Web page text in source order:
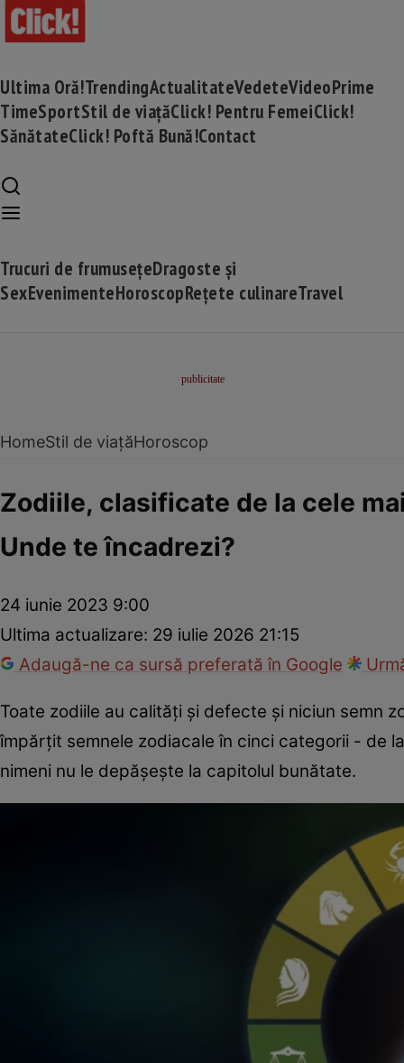
Ultima Oră!TrendingActualitateVedeteVideoPrime
TimeSportStil de viațăClick! Pentru FemeiClick!
SănătateClick! Poftă Bună!Contact
Trucuri de frumusețeDragoste și
SexEvenimenteHoroscopRețete culinareTravel
HomeStil de viațăHoroscop
Zodiile, clasificate de la cele
Unde te încadrezi?
24 iunie 2023 9:00
Ultima actualizare: 29 iulie 2026 21:15
Adaugă-ne ca sursă preferată în Google
Toate zodiile au calități și defecte și niciun semn
împărțit semnele zodiacale în cinci categorii - de
nimeni nu le depășește la capitolul bunătate.